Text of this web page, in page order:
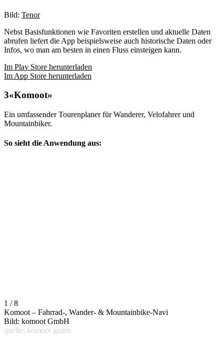
Bild: Tenor
Nebst Basisfunktionen wie Favoriten erstellen und aktuelle Daten
abrufen liefert die App beispielsweise auch historische Daten oder
Infos, wo man am besten in einen Fluss einsteigen kann.
Im Play Store herunterladen
Im App Store herunterladen
«Komoot»
Ein umfassender Tourenplaner für Wanderer, Velofahrer und
Mountainbiker.
So sieht die Anwendung aus:
1 / 8
Komoot – Fahrrad-, Wander- & Mountainbike-Navi
Bild: komoot GmbH
quelle: komoot gmbh